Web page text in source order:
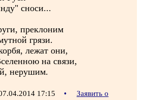
сноси...
преклоним
грязи.
лежат они,
на связи,
нерушим.
17:15 •
Заявить о